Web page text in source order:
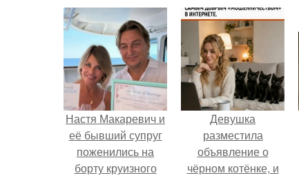
COVID-19 в Китае
Настя Макаревич и
её бывший супруг
поженились на
борту круизного
Девушка
разместила
объявление о
чёрном котёнке, и